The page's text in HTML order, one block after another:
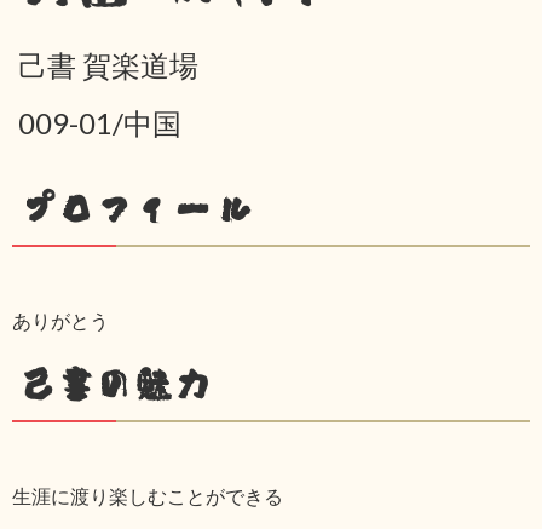
己書 賀楽道場
009-01/中国
プロフィール
ありがとう
己書の魅力
生涯に渡り楽しむことができる